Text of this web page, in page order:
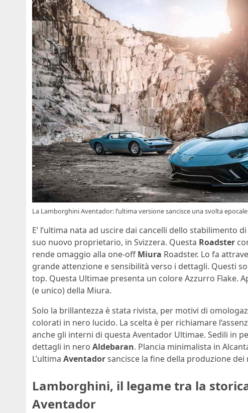
La Lamborghini Aventador: l’ultima versione sancisce una svolta
E’ l’ultima nata ad uscire dai cancelli dello stabilimento
suo nuovo proprietario, in Svizzera. Questa Roadster
rende omaggio alla one-offMiura Roadster. Lo fa
grande attenzione e sensibilità verso i dettagli. Questi
top. Questa Ultimae presenta un colore Azzurro Flake.
(e unico) della Miura.
Solo la brillantezza è stata rivista, per motivi di
colorati in nero lucido. La scelta è per richiamare
anche gli interni di questa Aventador Ultimae. Sedili in
dettagli in nero Aldebaran. Plancia minimalista in
L’ultima Aventadorsancisce la fine della produzione
Lamborghini, il legame tra la
Aventador